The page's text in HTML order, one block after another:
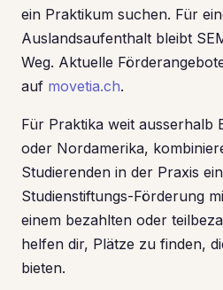
ein Praktikum suchen. Für
Auslandsaufenthalt bleibt
Weg. Aktuelle
auf movetia.ch.
Für Praktika weit ausserhalb
oder Nordamerika,
Studierenden in der Praxis
Studienstiftungs-Förderung
einem bezahlten oder
helfen dir, Plätze zu finden,
bieten.